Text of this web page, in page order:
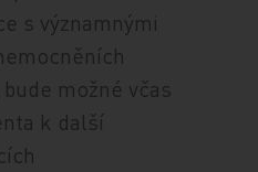
s významnými
možné včas
k další